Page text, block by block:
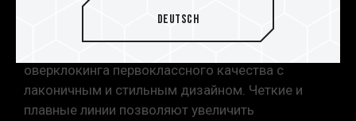
конструкция ребер позволяет расширить зону
охлаждения и повысить эффективность
оверклокинга первоклассного качества с
лаконичным и стильным дизайном. Четкие и
плавные линии позволяют увеличить
Deutsch